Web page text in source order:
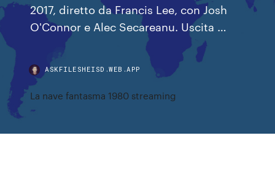
2017, diretto da Francis Lee, con Josh
O'Connor e Alec Secareanu. Uscita …
ASKFILESHEISD.WEB.APP
La nave fantasma 1980 streaming